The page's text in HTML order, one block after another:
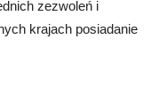
zezwoleń i
krajach posiadanie